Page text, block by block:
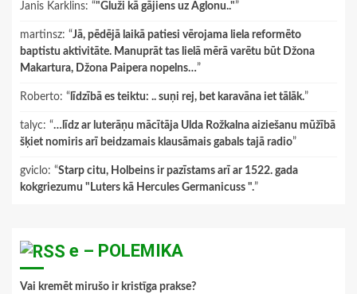
Janis Karklins: “"Gluži kā gājiens uz Aglonu.."”
martinsz: “Jā, pēdējā laikā patiesi vērojama liela reformēto
baptistu aktivitāte. Manuprāt tas lielā mērā varētu būt Džona
Makartura, Džona Paipera nopelns…”
Roberto: “ līdzībā es teiktu: .. suņi rej, bet karavāna iet tālāk.”
talyc: “…līdz ar luterāņu mācītāja Ulda Rožkalna aiziešanu mūžībā
šķiet nomiris arī beidzamais klausāmais gabals tajā radio”
gviclo: “Starp citu, Holbeins ir pazīstams arī ar 1522. gada
kokgriezumu "Luters kā Hercules Germanicuss ".”
e – POLEMIKA
Vai kremēt mirušo ir kristīga prakse?